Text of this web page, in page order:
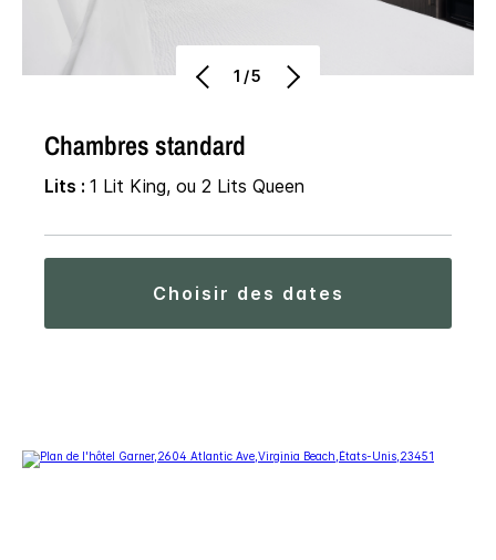
1/5
Chambres standard
Lits : 1 Lit King, ou 2 Lits Queen
choisir des dates